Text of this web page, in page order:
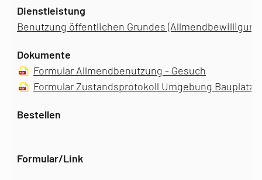
Benutzung öffentlichen Grundes
Formular Allmendbenutzung - Gesuch
Formular Zustandsprotokoll Umgebung Bauplatz